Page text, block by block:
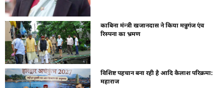
काबिना मंन्त्री खजानदास ने किया मन्नुगंज एंव
रिस्पना का भ्रमण
विशिष्ट पहचान बना रही है आदि कैलाश परिक्रमा:
महाराज